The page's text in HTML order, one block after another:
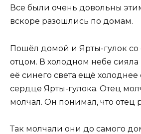
Все были очень довольны
вскоре разошлись по домам.
Пошёл домой и Ярты-гулок со
отцом. В холодном небе сияла
её синего света ещё холоднее
сердце Ярты-гулока. Отец
молчал. Он понимал, что отец
Так молчали они до самого